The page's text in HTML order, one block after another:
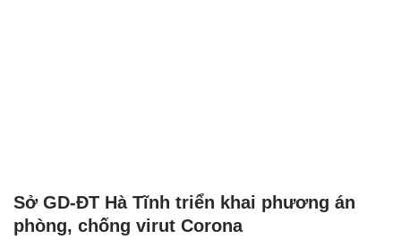
Sở GD-ĐT Hà Tĩnh triển khai phương án
phòng, chống virut Corona